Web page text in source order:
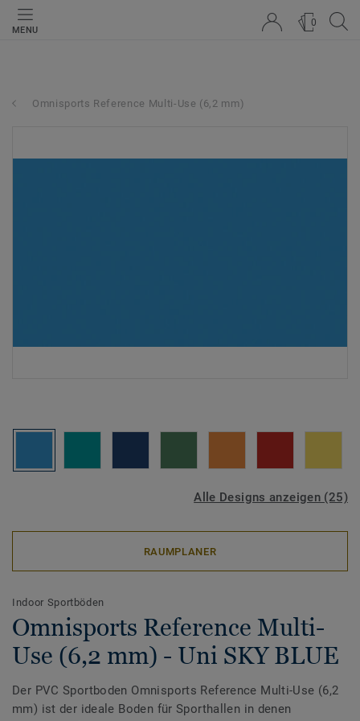
MENU
0
Omnisports Reference Multi-Use (6,2 mm)
Alle Designs anzeigen (25)
RAUMPLANER
Indoor Sportböden
Omnisports Reference Multi-
Use (6,2 mm) - Uni SKY BLUE
Der PVC Sportboden Omnisports Reference Multi-Use (6,2
mm) ist der ideale Boden für Sporthallen in denen